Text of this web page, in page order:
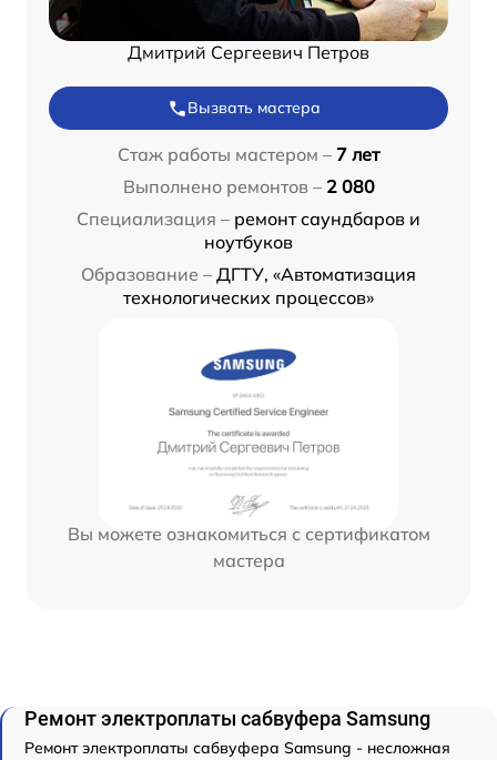
Дмитрий Сергеевич Петров
Вызвать мастера
Стаж работы мастером – 7 лет
Выполнено ремонтов – 2 080
Специализация – ремонт саундбаров и
ноутбуков
Образование – ДГТУ, «Автоматизация
технологических процессов»
Вы можете ознакомиться с сертификатом
мастера
Ремонт электроплаты сабвуфера Samsung
Ремонт электроплаты сабвуфера Samsung - несложная